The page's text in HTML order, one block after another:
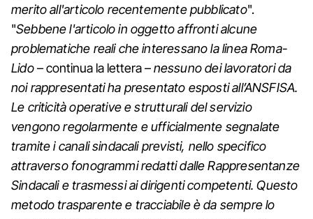
merito all'articolo recentemente pubblicato".
"Sebbene l'articolo in oggetto affronti alcune
problematiche reali che interessano la linea Roma-
Lido– continua la lettera –nessuno dei lavoratori da
noi rappresentati ha presentato esposti all’ANSFISA.
Le criticità operative e strutturali del servizio
vengono regolarmente e ufficialmente segnalate
tramite i canali sindacali previsti, nello specifico
attraverso fonogrammi redatti dalle Rappresentanze
Sindacali e trasmessi ai dirigenti competenti. Questo
metodo trasparente e tracciabile è da sempre lo